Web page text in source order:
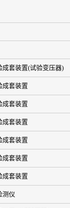
成套装置(试验变压器)
成套装置
成套装置
成套装置
成套装置
成套装置
成套装置
测仪